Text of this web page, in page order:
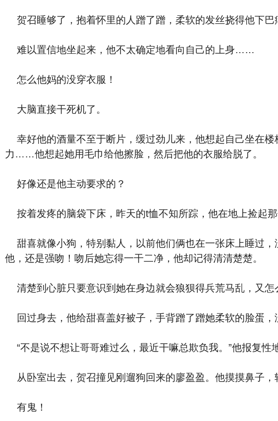
贺召睡够了，抱着怀里的人蹭了蹭，柔软的发丝挠得他下巴
难以置信地坐起来，他不太确定地看向自己的上身……
怎么他妈的没穿衣服！
大脑直接干死机了。
幸好他的酒量不至于断片，缓过劲儿来，他想起自己坐在
力……他想起她用毛巾给他擦脸，然后把他的衣服给脱了。
好像还是他主动要求的？
按着发疼的脑袋下床，昨天的t恤不知所踪，他在地上捡起
甜喜就像小狗，特别黏人，以前他们俩也在一张床上睡过
他，还是强吻！吻后她忘得一干二净，他却记得清清楚楚。
清楚到心脏只要意识到她在身边就会狼狈得兵荒马乱，又怎
回过身去，他给甜喜盖好被子，手背蹭了蹭她柔软的脸蛋，
“不是说不想让哥哥难过么，最近干嘛总欺负我。”他报复性
从卧室出去，贺召撞见刚遛狗回来的廖盈盈。他摸摸鼻子，
有鬼！